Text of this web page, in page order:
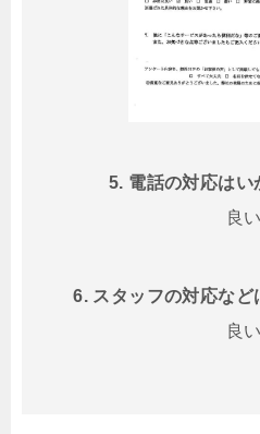
5. 電話の対応はい
良い
6. スタッフの対応など
良い